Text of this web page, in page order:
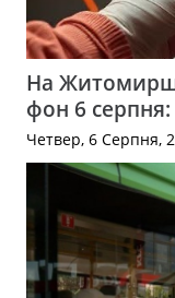
На
фон 6
Четвер, 6 Серпня,